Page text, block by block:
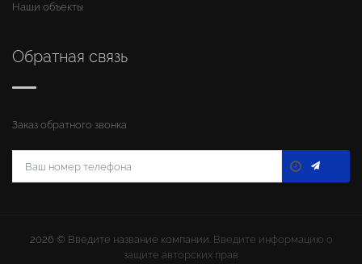
Наши объекты
Обратная связь
Заказ обратного звонка
2026 © Введите название компании. Введите информацию о
защите авторских прав